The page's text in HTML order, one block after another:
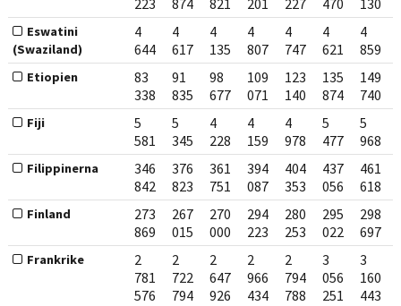
223
874
821
201
227
470
130
Eswatini
(Swaziland)
4
644
4
617
4
135
4
807
4
747
4
621
4
859
Etiopien
83
338
91
835
98
677
109
071
123
140
135
874
149
740
Fiji
5
581
5
345
4
228
4
159
4
978
5
477
5
968
Filippinerna
346
842
376
823
361
751
394
087
404
353
437
056
461
618
Finland
273
869
267
015
270
000
294
223
280
253
295
022
298
697
Frankrike
2
781
576
2
722
794
2
647
926
2
966
434
2
794
788
3
056
251
3
160
443